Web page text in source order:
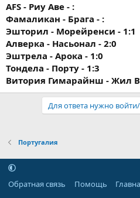
AFS - Риу Аве - :
Фамаликан - Брага - :
Эшторил - Морейренси - 1:1
Алверка - Насьонал - 2:0
Эштрела - Арока - 1:0
Тондела - Порту - 1:3
Витория Гимарайнш - Жил
Для ответа нужно
Португалия
Обратная связь Помощь